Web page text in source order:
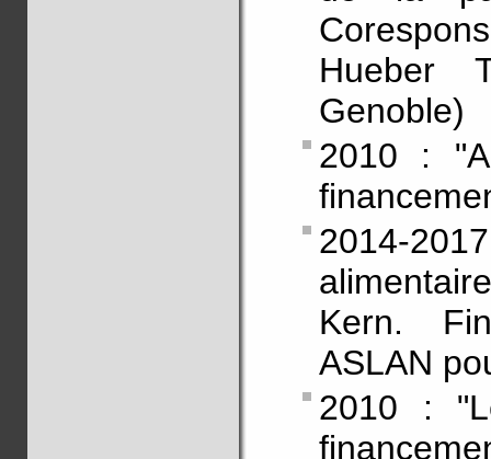
Hueber
Genoble)
2010 :
2014-
Kern.
ASLAN
2010 :